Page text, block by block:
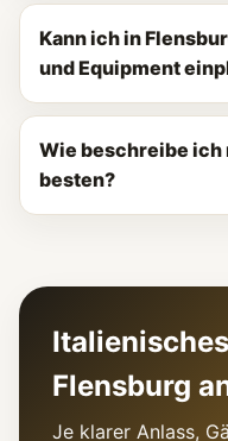
Kann ich in
und Equipment
Wie beschreibe ich
besten?
Flensburg
Je klarer Anlass,